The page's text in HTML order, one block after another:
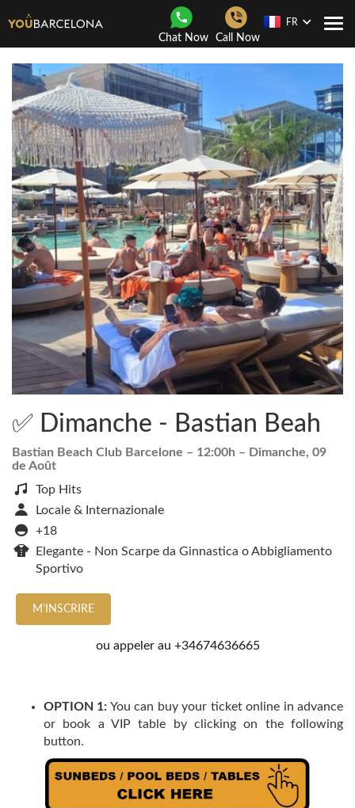
Chat Now Call Now
FR
✅ Dimanche - Bastian Beah
Bastian Beach Club Barcelone – 12:00h – Dimanche, 09
de Août
Top Hits
Locale & Internazionale
+18
Elegante - Non Scarpe da Ginnastica o Abbigliamento
Sportivo
M'INSCRIRE
ou appeler au +34674636665
OPTION 1: You can buy your ticket online in advance
or book a VIP table by clicking on the following
button.